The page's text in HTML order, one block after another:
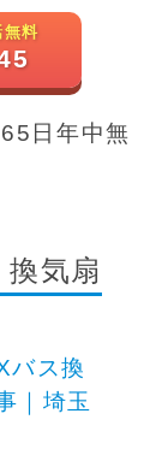
料
日年中無
気扇
ス換
｜埼玉